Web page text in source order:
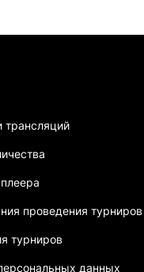
трансляций
проведения турниров
турниров
данных